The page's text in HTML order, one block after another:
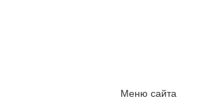
Меню сайта